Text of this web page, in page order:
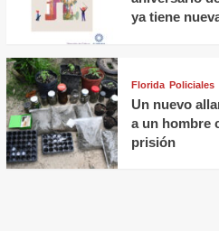
ya tiene
Florida Policiales
Un nuevo
a un hombre
prisión